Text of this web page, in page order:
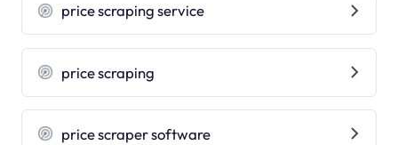
price scraping service
price scraping
price scraper software